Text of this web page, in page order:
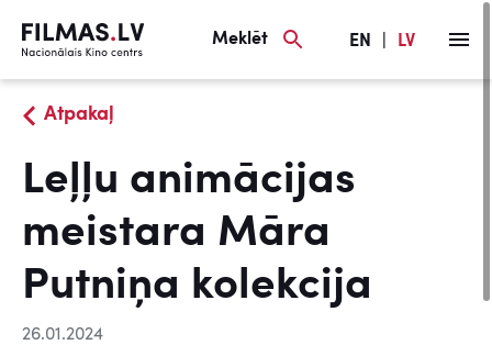
Meklēt EN LV
Atpakaļ
Leļļu animācijas
meistara Māra
Putniņa kolekcija
26.01.2024